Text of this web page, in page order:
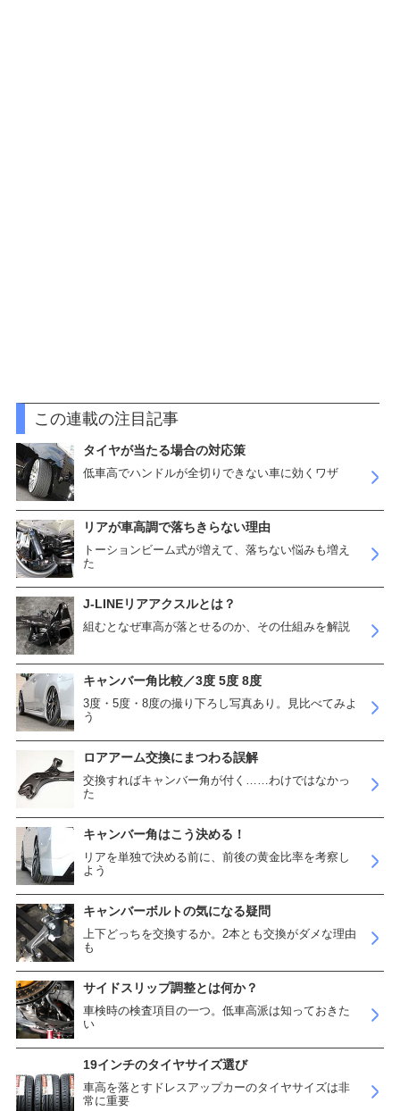
この連載の注目記事
タイヤが当たる場合の対応策
低車高でハンドルが全切りできない車に効くワザ
リアが車高調で落ちきらない理由
トーションビーム式が増えて、落ちない悩みも増え
た
J-LINEリアアクスルとは？
組むとなぜ車高が落とせるのか、その仕組みを解説
キャンバー角比較／3度 5度 8度
3度・5度・8度の撮り下ろし写真あり。見比べてみよ
う
ロアアーム交換にまつわる誤解
交換すればキャンバー角が付く……わけではなかっ
た
キャンバー角はこう決める！
リアを単独で決める前に、前後の黄金比率を考察し
よう
キャンバーボルトの気になる疑問
上下どっちを交換するか。2本とも交換がダメな理由
も
サイドスリップ調整とは何か？
車検時の検査項目の一つ。低車高派は知っておきた
い
19インチのタイヤサイズ選び
車高を落とすドレスアップカーのタイヤサイズは非
常に重要